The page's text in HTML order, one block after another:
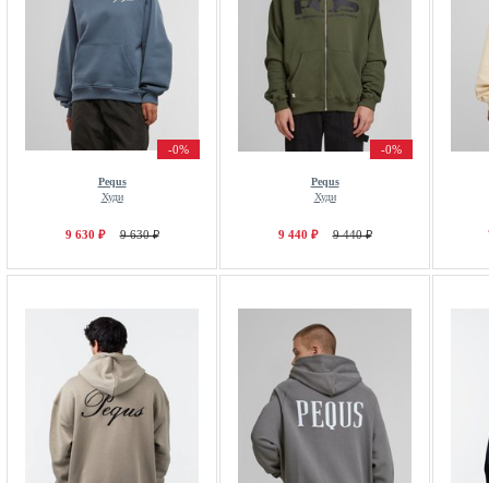
-0%
Pequs
Худи
9 630 ₽ 9 630 ₽
-0%
Pequs
Худи
9 440 ₽ 9 440 ₽